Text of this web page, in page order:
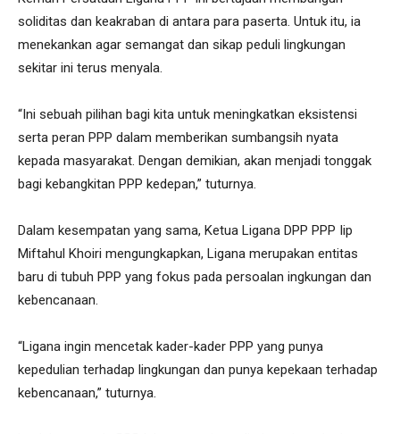
soliditas dan keakraban di antara para paserta. Untuk itu, ia
menekankan agar semangat dan sikap peduli lingkungan
sekitar ini terus menyala.
“Ini sebuah pilihan bagi kita untuk meningkatkan eksistensi
serta peran PPP dalam memberikan sumbangsih nyata
kepada masyarakat. Dengan demikian, akan menjadi tonggak
bagi kebangkitan PPP kedepan,” tuturnya.
Dalam kesempatan yang sama, Ketua Ligana DPP PPP Iip
Miftahul Khoiri mengungkapkan, Ligana merupakan entitas
baru di tubuh PPP yang fokus pada persoalan ingkungan dan
kebencanaan.
“Ligana ingin mencetak kader-kader PPP yang punya
kepedulian terhadap lingkungan dan punya kepekaan terhadap
kebencanaan,” tuturnya.